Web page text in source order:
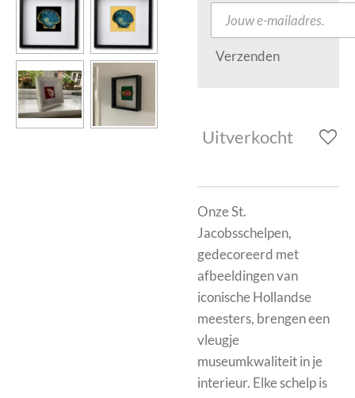
Verzenden
Uitverkocht
Onze St.
Jacobsschelpen,
gedecoreerd met
afbeeldingen van
iconische Hollandse
meesters, brengen een
vleugje
museumkwaliteit in je
interieur. Elke schelp is